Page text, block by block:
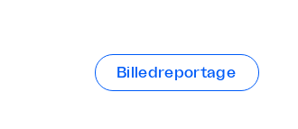
Billedreportage